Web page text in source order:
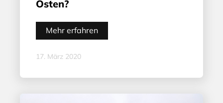
Osten?
Mehr erfahren
17. März 2020